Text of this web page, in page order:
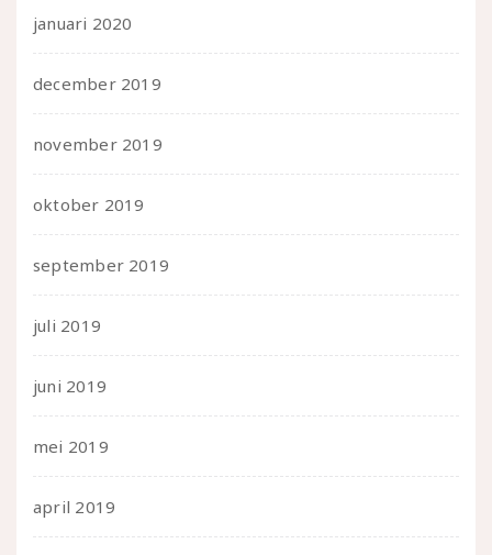
januari 2020
december 2019
november 2019
oktober 2019
september 2019
juli 2019
juni 2019
mei 2019
april 2019